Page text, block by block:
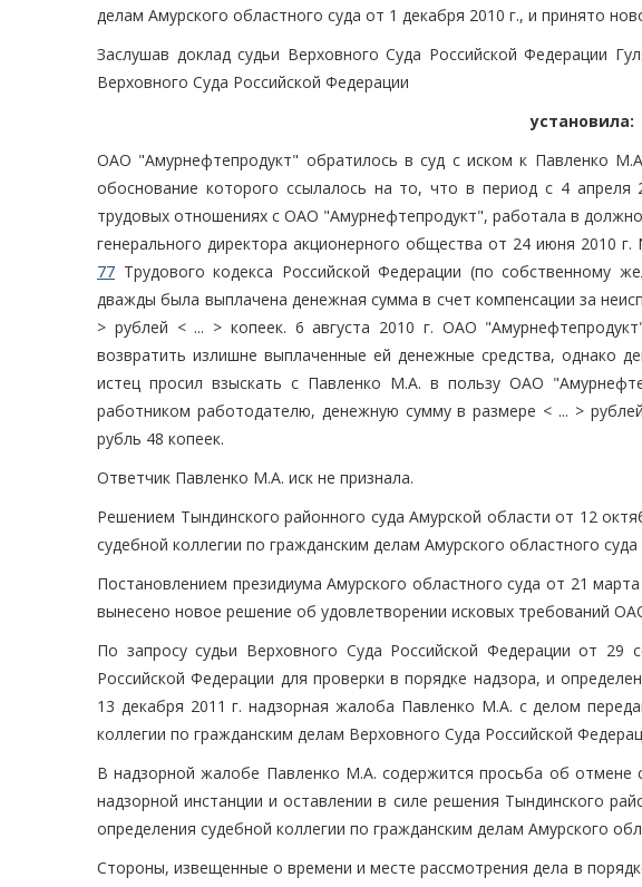
делам Амурского областного суда от 1 декабря 2010 г., и принято
Заслушав доклад судьи Верховного Суда Российской Федерации
Верховного Суда Российской Федерации
установила:
ОАО "Амурнефтепродукт" обратилось в суд с иском к Павленко
обоснование которого ссылалось на то, что в период с 4
трудовых отношениях с ОАО "Амурнефтепродукт", работала в
генерального директора акционерного общества от 24 июня 2010
77 Трудового кодекса Российской Федерации (по собственному
дважды была выплачена денежная сумма в счет компенсации за
> рублей < ... > копеек. 6 августа 2010 г. ОАО
возвратить излишне выплаченные ей денежные средства, однако
истец просил взыскать с Павленко М.А. в пользу ОАО
работником работодателю, денежную сумму в размере < ... >
рубль 48 копеек.
Ответчик Павленко М.А. иск не признала.
Решением Тындинского районного суда Амурской области от 12
судебной коллегии по гражданским делам Амурского областного
Постановлением президиума Амурского областного суда от 21
вынесено новое решение об удовлетворении исковых требований
По запросу судьи Верховного Суда Российской Федерации от
Российской Федерации для проверки в порядке надзора, и
13 декабря 2011 г. надзорная жалоба Павленко М.А. с делом
коллегии по гражданским делам Верховного Суда Российской
В надзорной жалобе Павленко М.А. содержится просьба об отмене
надзорной инстанции и оставлении в силе решения Тындинского
определения судебной коллегии по гражданским делам Амурского
Стороны, извещенные о времени и месте рассмотрения дела в